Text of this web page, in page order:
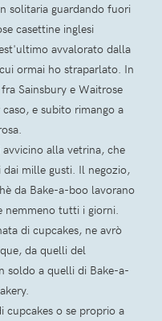
solitaria guardando fuori
casettine inglesi
avvalorato dalla
ormai ho straparlato. In
Sainsbury e Waitrose
e subito rimango a
alla vetrina, che
dai mille gusti. Il negozio,
da Bake-a-boo lavorano
nemmeno tutti i giorni.
di cupcakes, ne avrò
da quelli del
soldo a quelli di Bake-a-
cupcakes o se proprio a